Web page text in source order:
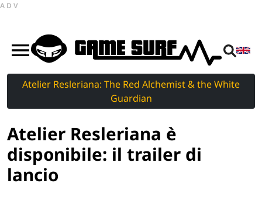
ADV
Atelier Resleriana: The Red Alchemist & the White
Guardian
Atelier Resleriana è
disponibile: il trailer di
lancio